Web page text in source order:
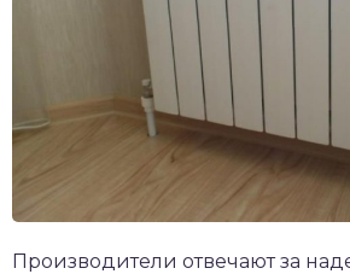
Производители отвечают за